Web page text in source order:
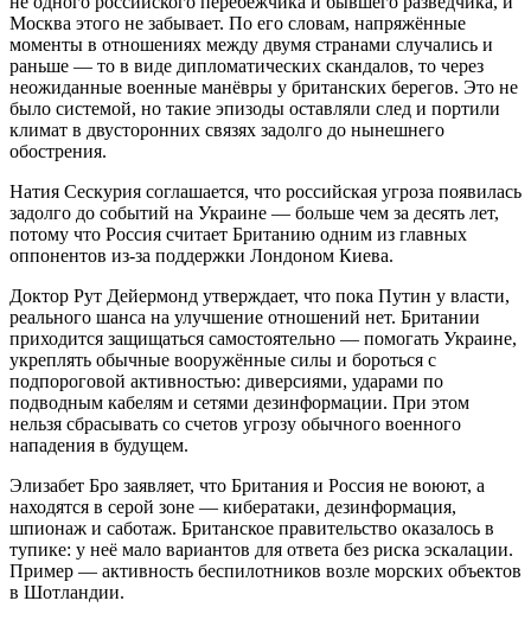
Москва этого не забывает. По его словам, напряжённые
моменты в отношениях между двумя странами случались и
раньше — то в виде дипломатических скандалов, то через
неожиданные военные манёвры у британских берегов. Это не
было системой, но такие эпизоды оставляли след и портили
климат в двусторонних связях задолго до нынешнего
обострения.
Натия Сескурия соглашается, что российская угроза появилась
задолго до событий на Украине — больше чем за десять лет,
потому что Россия считает Британию одним из главных
оппонентов из-за поддержки Лондоном Киева.
Доктор Рут Дейермонд утверждает, что пока Путин у власти,
реального шанса на улучшение отношений нет. Британии
приходится защищаться самостоятельно — помогать Украине,
укреплять обычные вооружённые силы и бороться с
подпороговой активностью: диверсиями, ударами по
подводным кабелям и сетями дезинформации. При этом
нельзя сбрасывать со счетов угрозу обычного военного
нападения в будущем.
Элизабет Бро заявляет, что Британия и Россия не воюют, а
находятся в серой зоне — кибератаки, дезинформация,
шпионаж и саботаж. Британское правительство оказалось в
тупике: у неё мало вариантов для ответа без риска эскалации.
Пример — активность беспилотников возле морских объектов
в Шотландии.